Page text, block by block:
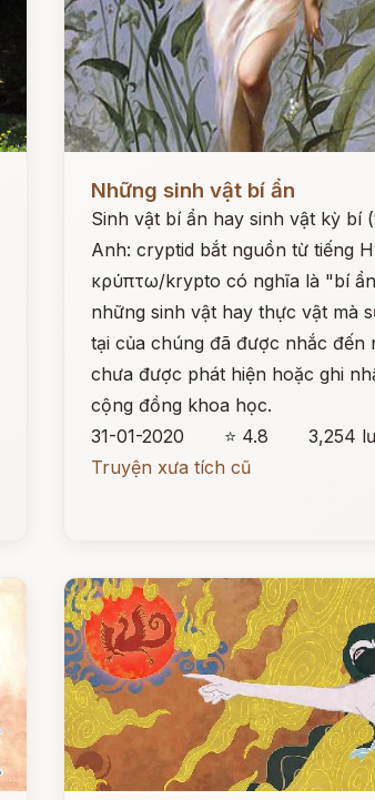
Những sinh vật bí ẩn
Sinh vật bí ẩn hay sinh vật kỳ bí
Anh: cryptid bắt nguồn từ tiếng
κρύπτω/krypto có nghĩa là "bí
những sinh vật hay thực vật mà
tại của chúng đã được nhắc đến
chưa được phát hiện hoặc ghi
cộng đồng khoa học.
31-01-2020
⭐ 4.8
3,254
Truyện xưa tích cũ